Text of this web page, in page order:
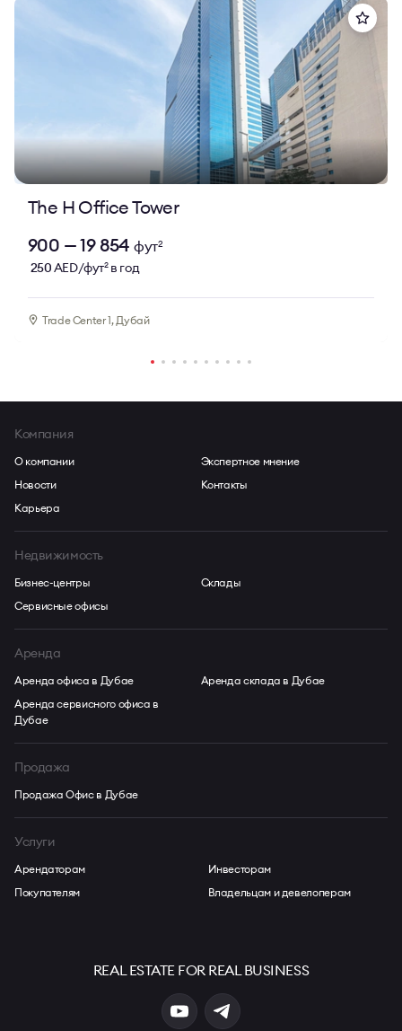
зон ожидания. Удобный доступ к метро,
ресторанам и ключевым автомагистралям делает
его идеальным выбором для международного
Свяжитесь с Bright Rich, чтобы узнать больше о
возможностях аренды или покупки офисов в
Sentinel Business Centers.
The H Office Tower
900 — 19 854фут2
250AED/фут2 в год
Trade Center 1, Дубай
Компания
О компании
Новости
Карьера
Экспертное мнение
Контакты
Недвижимость
Бизнес-центры
Сервисные офисы
Склады
Аренда
Аренда офиса в Дубае
Аренда сервисного офиса в
Дубае
Аренда склада в Дубае
Продажа
Продажа Офис в Дубае
Услуги
Арендаторам
Покупателям
Инвесторам
Владельцам и девелоперам
REAL ESTATE FOR REAL BUSINESS